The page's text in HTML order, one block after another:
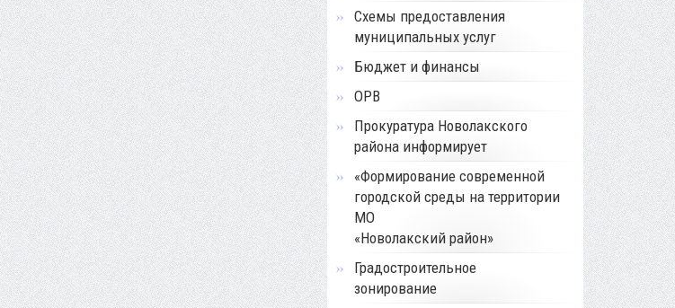
Схемы предоставления
муниципальных услуг
Бюджет и финансы
ОРВ
Прокуратура Новолакского
района информирует
«Формирование современной
городской среды на территории
МО
«Новолакский район»
Градостроительное
зонирование